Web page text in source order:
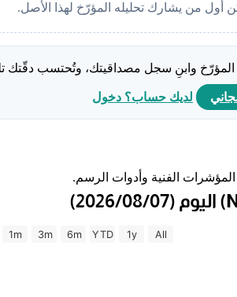
أول من يشارك تحليله المؤرّخ لهذا الأصل.
وابنِ سجل مصداقيتك، وتُحتسب دقّتك
لديك حساب؟ دخول
1m 3m 6m YTD 1y All